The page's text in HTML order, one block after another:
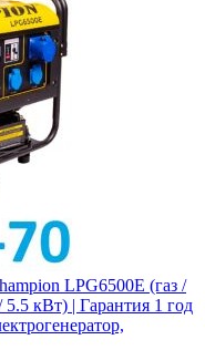
LPG6500E (газ /
5.5 кВт) | Гарантия 1 год